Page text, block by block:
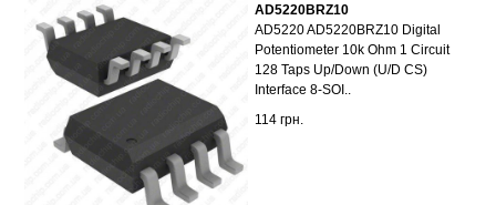
114 грн.
AD5220BRZ10
AD5220 AD5220BRZ10 Digital
Potentiometer 10k Ohm 1 Circuit
128 Taps Up/Down (U/D CS)
Interface 8-SOI..